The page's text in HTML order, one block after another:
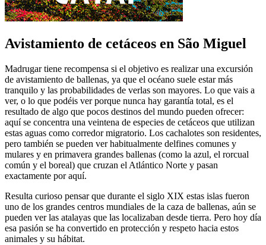
Avistamiento de cetáceos en São Miguel
Madrugar tiene recompensa si el objetivo es realizar una excursión
de avistamiento de ballenas, ya que el océano suele estar más
tranquilo y las probabilidades de verlas son mayores. Lo que vais a
ver, o lo que podéis ver porque nunca hay garantía total, es el
resultado de algo que pocos destinos del mundo pueden ofrecer:
aquí se concentra una veintena de especies de cetáceos que utilizan
estas aguas como corredor migratorio. Los cachalotes son residentes,
pero también se pueden ver habitualmente delfines comunes y
mulares y en primavera grandes ballenas (como la azul, el rorcual
común y el boreal) que cruzan el Atlántico Norte y pasan
exactamente por aquí.
Resulta curioso pensar que durante el siglo XIX estas islas fueron
uno de los grandes centros mundiales de la caza de ballenas, aún se
pueden ver las atalayas que las localizaban desde tierra. Pero hoy día
esa pasión se ha convertido en protección y respeto hacia estos
animales y su hábitat.